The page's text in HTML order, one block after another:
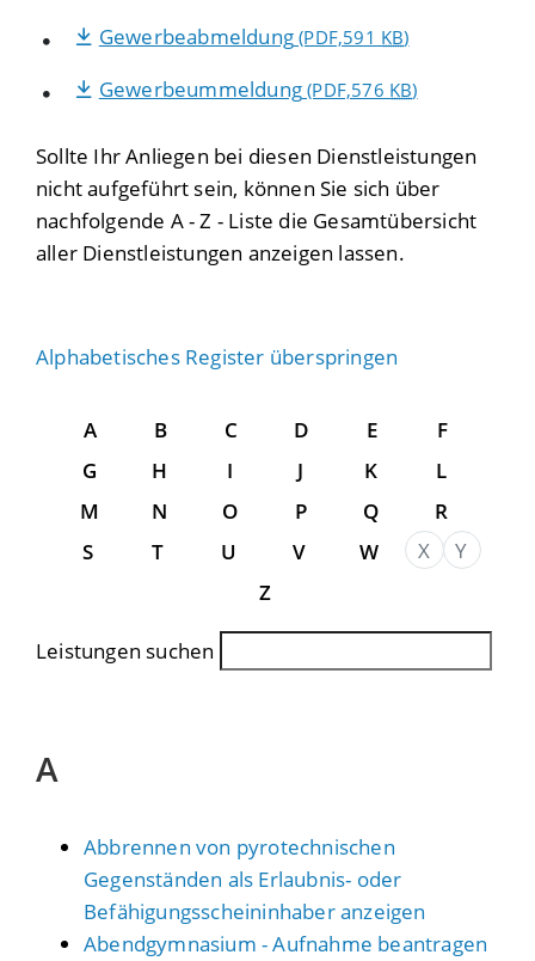
Gewerbeabmeldung(PDF,591 KB)
Gewerbeummeldung(PDF,576 KB)
Sollte Ihr Anliegen bei diesen Dienstleistungen
nicht aufgeführt sein, können Sie sich über
nachfolgende A - Z - Liste die Gesamtübersicht
aller Dienstleistungen anzeigen lassen.
Alphabetisches Register überspringen
A B C D E
F
G
H I J K
L
M
N O P Q
R
S
T U V W X
Y
Z
Leistungen suchen
A
Abbrennen von pyrotechnischen
Gegenständen als Erlaubnis- oder
Befähigungsscheininhaber anzeigen
Abendgymnasium - Aufnahme beantragen